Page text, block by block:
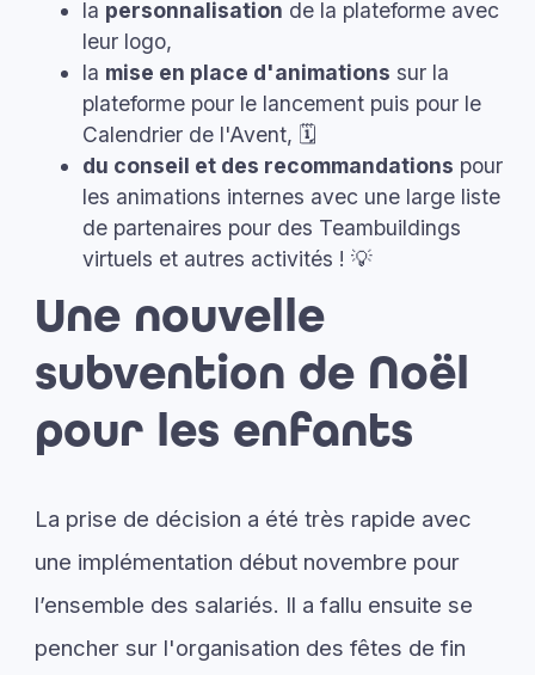
la personnalisation de la plateforme avec
leur logo,
la mise en place d'animations sur la
plateforme pour le lancement puis pour le
Calendrier de l'Avent, 🗓️
du conseil et des recommandations pour
les animations internes avec une large liste
de partenaires pour des Teambuildings
virtuels et autres activités ! 💡
Une nouvelle
subvention de Noël
pour les enfants
La prise de décision a été très rapide avec
une implémentation début novembre pour
l’ensemble des salariés. Il a fallu ensuite se
pencher sur l'organisation des fêtes de fin